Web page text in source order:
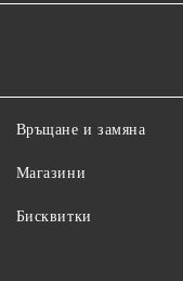
Връщане и замяна
Магазини
Бисквитки